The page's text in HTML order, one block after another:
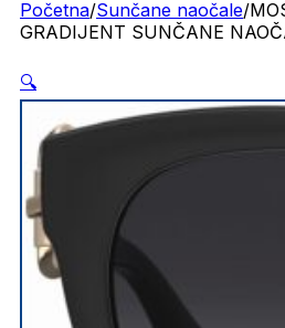
Početna/Sunčane naočale/
GRADIJENT SUNČANE
🔍